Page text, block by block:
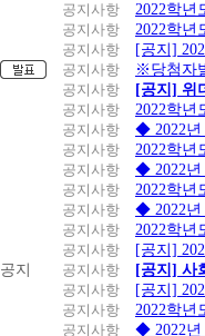
공지사항
2022학년
공지사항
2022학년
공지사항
[공지]
공지사항
※당첨자
공지사항
[공지] 위
공지사항
2022학년
공지사항
◆ 2022년
공지사항
2022학년
공지사항
◆ 2022년
공지사항
2022학년
공지사항
◆ 2022년
공지사항
2022학년
공지사항
[공지]
공지
공지사항
[공지] 사
공지사항
[공지]
공지사항
2022학년
공지사항
◆ 2022년